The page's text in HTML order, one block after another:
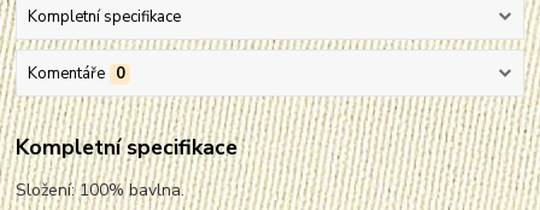
Kompletní specifikace
Komentáře 0
Kompletní specifikace
Složení: 100% bavlna.